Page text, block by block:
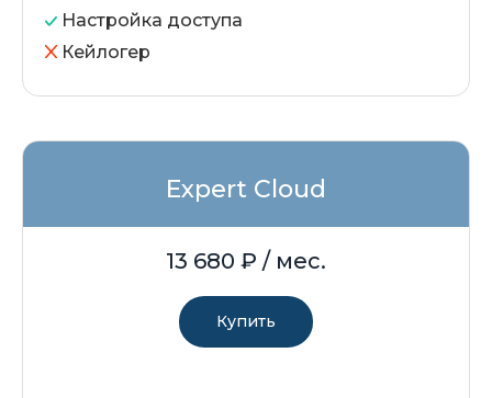
Настройка доступа
Кейлогер
Expert Cloud
13 680 ₽ / мес.
Купить